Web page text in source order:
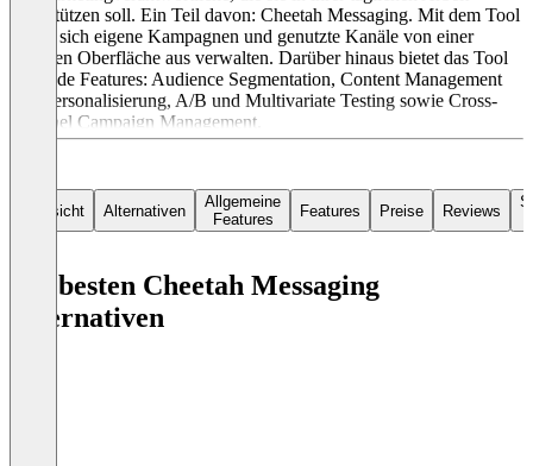
unterstützen soll. Ein Teil davon: Cheetah Messaging. Mit dem Tool
lassen sich eigene Kampagnen und genutzte Kanäle von einer
einzigen Oberfläche aus verwalten. Darüber hinaus bietet das Tool
folgende Features: Audience Segmentation, Content Management
und Personalisierung, A/B und Multivariate Testing sowie Cross-
Channel Campaign Management.
Übersicht Alternativen
Allgemeine
Features
Features Preise Reviews
Die besten Cheetah Messaging
Alternativen